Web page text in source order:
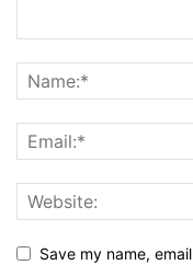
Save my name,